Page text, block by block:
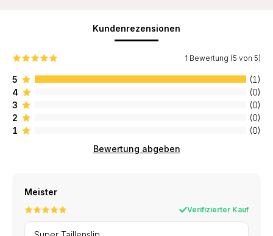
Kundenrezensionen
1 Bewertung (5 von 5)
5
(1)
4
(0)
3
(0)
2
(0)
1
(0)
Bewertung abgeben
Meister
Verifizierter Kauf